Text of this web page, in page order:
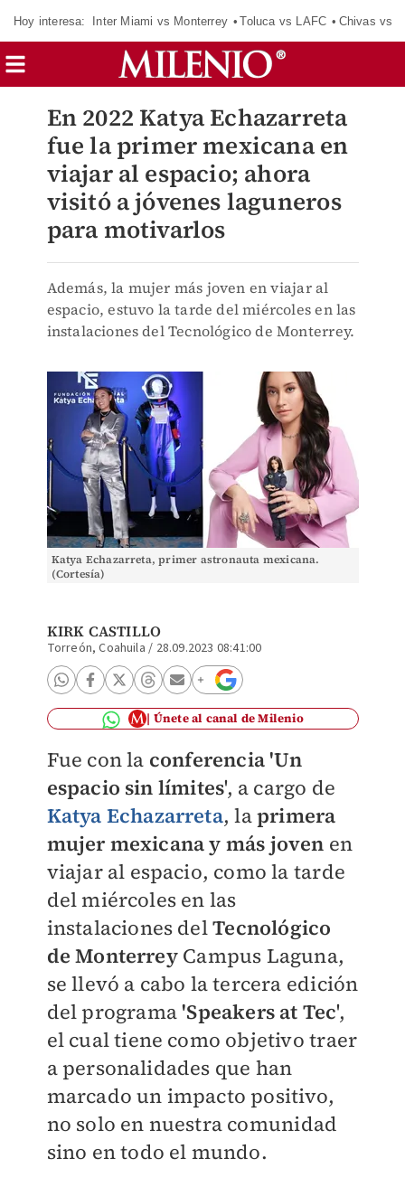
Hoy interesa: Inter Miami vs Monterrey Toluca vs LAFC Chivas vs
En 2022 Katya Echazarreta
fue la primer mexicana en
viajar al espacio; ahora
visitó a jóvenes laguneros
para motivarlos
Además, la mujer más joven en viajar al
espacio, estuvo la tarde del miércoles en las
instalaciones del Tecnológico de Monterrey.
Katya Echazarreta, primer astronauta mexicana.
(Cortesía)
KIRK CASTILLO
Torreón, Coahuila / 28.09.2023 08:41:00
Únete al canal de Milenio
Fue con la conferencia 'Un
espacio sin límites', a cargo de
Katya Echazarreta, laprimera
mujer mexicana y más joven en
viajar al espacio, como la tarde
del miércoles en las
instalaciones delTecnológico
de Monterrey Campus Laguna,
se llevó a cabo la tercera edición
del programa'Speakers at Tec',
el cual tiene como objetivo traer
a personalidades que han
marcado un impacto positivo,
no solo en nuestra comunidad
sino en todo el mundo.